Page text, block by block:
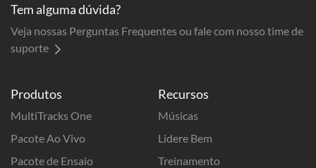
Produtos
MultiTracks One
Pacote Ao Vivo
Pacote de Ensaio
Recursos
Músicas
Lidere Bem
Treinamento
Tem alguma dúvida?
Veja nossas Perguntas Frequentes ou fale com nosso time de
suporte